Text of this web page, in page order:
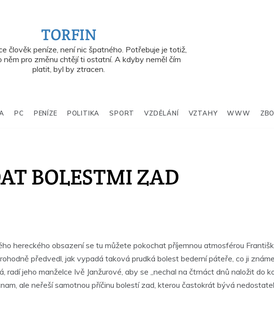
TORFIN
člověk peníze, není nic špatného. Potřebuje je totiž,
něm pro změnu chtějí ti ostatní. A kdyby neměl čím
platit, byl by ztracen.
PC PENÍZE POLITIKA SPORT VZDĚLÁNÍ VZTAHY WWW
BOLESTMI ZAD
hereckého obsazení se tu můžete pokochat příjemnou atmosférou
předvedl, jak vypadá taková prudká bolest bederní páteře, co ji
radí jeho manželce Ivě Janžurové, aby se „nechal na čtrnáct dnů naložit do
ale neřeší samotnou příčinu bolestí zad, kterou častokrát bývá